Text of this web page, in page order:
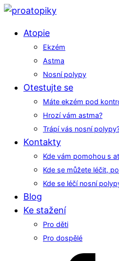
Atopie
Ekzém
Astma
Nosní polypy
Otestujte se
Máte ekzém pod
Hrozí vám astma?
Trápí vás nosní
Kontakty
Kde vám pomohou s
Kde se můžete léčit,
Kde se léčí nosní
Blog
Ke stažení
Pro děti
Pro dospělé